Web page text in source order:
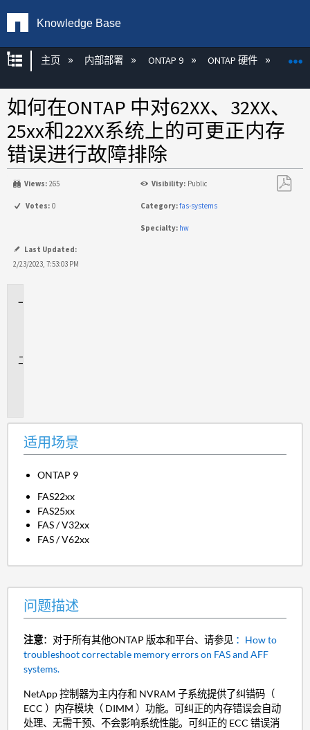
Knowledge Base
扩展/隐缩全局层次
主页 内部部署 ONTAP 9 ONTAP 硬件
如何在ONTAP 中对62XX、32XX、
25xx和22XX系统上的可更正内存
错误进行故障排除
Views: 265 Visibility: Public
Votes: 0 Category:fas-systems
Specialty: hw
Last Updated:
2/23/2023, 7:53:03 PM
适用场景
ONTAP 9
FAS22xx
FAS25xx
FAS / V32xx
FAS / V62xx
问题描述
注意：对于所有其他ONTAP 版本和平台、请参见 ：How to
troubleshoot correctable memory errors on FAS and AFF
systems.
NetApp 控制器为主内存和 NVRAM 子系统提供了纠错码（
ECC ）内存模块（ DIMM ）功能。可纠正的内存错误会自动
处理、无需干预、不会影响系统性能。可纠正的 ECC 错误消